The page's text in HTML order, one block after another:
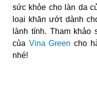
sức khỏe cho làn da
loại khăn ướt dành
lành tính. Tham
của Vina Green cho
nhé!